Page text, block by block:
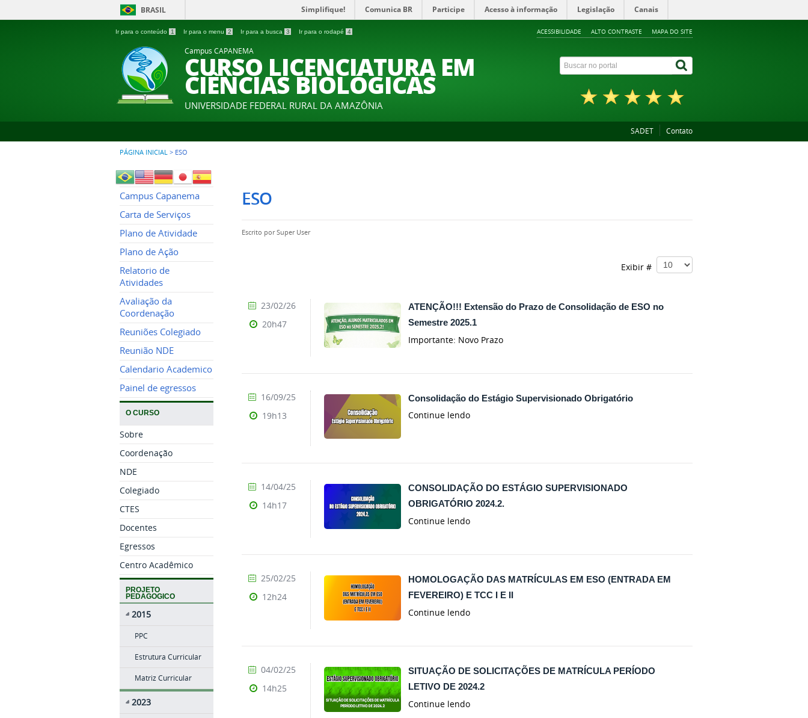
BRASIL Simplifique! Comunica BR Participe Acesso à informação Legislação Canais
Ir para o conteúdo 1 Ir para o menu 2 Ir para a busca 3 Ir para o rodapé 4 ACESSIBILIDADE ALTO CONTRASTE MAPA DO SITE
Campus CAPANEMA
CURSO LICENCIATURA EM
CIÊNCIAS BIOLÓGICAS
UNIVERSIDADE FEDERAL RURAL DA AMAZÔNIA
SADET Contato
PÁGINA INICIAL > ESO
Campus Capanema
Carta de Serviços
Plano de Atividade
Plano de Ação
Relatorio de
Atividades
Avaliação da
Coordenação
Reuniões Colegiado
Reunião NDE
Calendario Academico
Painel de egressos
O CURSO
Sobre
Coordenação
NDE
Colegiado
CTES
Docentes
Egressos
Centro Acadêmico
PROJETO
PEDAGOGICO
2015
PPC
Estrutura Curricular
Matriz Curricular
2023
ESO
Escrito porSuper User
Exibir #
ATENÇÃO!!! Extensão do Prazo de Consolidação de ESO no
Semestre 2025.1
Importante: Novo Prazo
23/02/26
20h47
Consolidação do Estágio Supervisionado Obrigatório
Continue lendo
16/09/25
19h13
CONSOLIDAÇÃO DO ESTÁGIO SUPERVISIONADO
OBRIGATÓRIO 2024.2.
Continue lendo
14/04/25
14h17
HOMOLOGAÇÃO DAS MATRÍCULAS EM ESO (ENTRADA EM
FEVEREIRO) E TCC I E II
Continue lendo
25/02/25
12h24
SITUAÇÃO DE SOLICITAÇÕES DE MATRÍCULA PERÍODO
LETIVO DE 2024.2
Continue lendo
04/02/25
14h25